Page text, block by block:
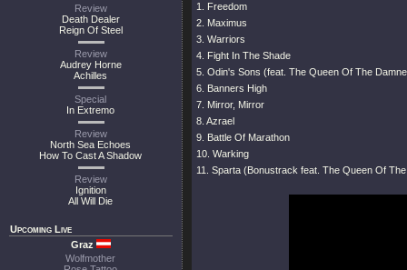
Review
Death Dealer
Reign Of Steel
Review
Audrey Horne
Achilles
Special
In Extremo
Review
North Sea Echoes
How To Cast A Shadow
Review
Ignition
All Will Die
Upcoming Live
Graz
Wolfmother
1. Freedom
2. Maximus
3. Warriors
4. Fight In The Shade
5. Odin's Sons (feat. The Queen Of The
6. Banners High
7. Mirror, Mirror
8. Azrael
9. Battle Of Marathon
10. Warking
11. Sparta (Bonustrack feat. The Queen Of